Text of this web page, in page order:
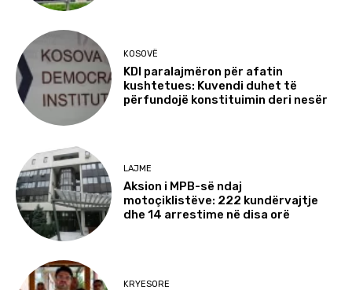
KOSOVË
KDI paralajmëron për afatin
kushtetues: Kuvendi duhet të
përfundojë konstituimin deri nesër
LAJME
Aksion i MPB-së ndaj
motoçiklistëve: 222 kundërvajtje
dhe 14 arrestime në disa orë
KRYESORE